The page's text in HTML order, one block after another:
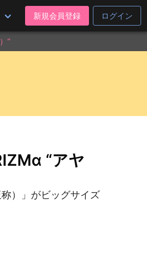
新規会員登録 ログイン
”
“アヤ
）」がビッグサイズ